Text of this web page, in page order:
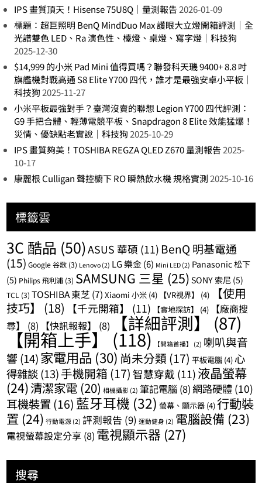
IPS 畫質頂天！Hisense 75U8Q｜量測報告2026-01-09
標題：超巨照明 BenQ MindDuo Max 護眼大立燈開箱評測｜全
光譜雙色 LED、Ra 演色性、檯燈、桌燈、寫字燈｜科技狗
2025-12-30
$14,999 的小米 Pad Mini 值得買嗎？聯發科天璣 9400+ 8.8 吋
旗艦機對戰高通 S8 Elite Y700 四代，誰才是最強安卓小平板｜
科技狗 2025-11-27
小米平板最強對手？臺灣沒賣的聯想 Legion Y700 四代評測：
G9 手把合體、輕薄電競平板、Snapdragon 8 Elite 效能猛爆！
災情、優缺點老實說｜科技狗 2025-10-29
IPS 畫質夠美！TOSHIBA REGZA QLED Z670 量測報告2025-
10-17
康麗根 Culligan 聲控櫥下 RO 瞬熱飲水機 規格實測 2025-10-16
標籤雲
3C 酷品 (50)ASUS 華碩 (11) BenQ 明基電通
(15) Google 谷歌 (3) Lenovo (2) LG 樂金(6) Mini LED (2) Panasonic 松下
(5) Philips 飛利浦 (3) SAMSUNG 三星 (25) SONY 索尼 (5)
TCL (3) TOSHIBA 東芝 (7) Xiaomi 小米 (4) 【VR視界】 (4)
【使用
技巧】
(18) 【千元開箱】 (11) 【實地探訪】 (4)
【廠商搜
尋】
(8) 【快訊報報】 (8) 【詳細評測】 (87)
【開箱上手】(118) 【開箱首播】 (2) 喇叭與音
響 (14)家電用品 (30) 尚未分類 (17) 平板電腦 (4) 心
得雜談 (13)手機開箱 (17) 智慧穿戴 (11) 液晶螢幕
(24)清潔家電 (20) 相機攝影 (2) 筆記電腦 (8)網路硬體 (10)
耳機裝置 (16) 藍牙耳機 (32) 螢幕、顯示器 (4)行動裝
置 (24) 行動電源 (2) 評測報告 (9) 運動健身 (2) 電腦設備 (23)
電視螢幕設定分享 (8) 電視顯示器 (27)
搜尋